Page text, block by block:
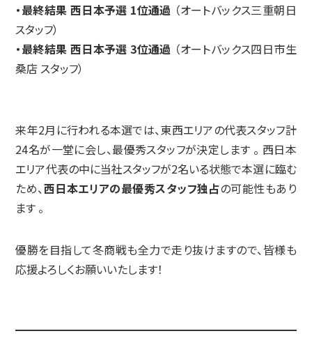
・最終結果 西日本予選 1位通過 （オートバックス三重朝日
スタッフ）
・最終結果 西日本予選 3位通過 （オートバックス四日市生
桑店 スタッフ）
来年2月に行われる本選では、東西エリアの代表スタッフ計
24名が一堂に会し、最優秀スタッフが決定します 。 西日本
エリア代表の中に当社スタッフが2名いる状態で本選に臨む
ため、西日本エリアの最優秀スタッフ独占の可能性もあり
ます 。
優勝を目指して冬商戦も全力で走り抜けますので、皆様も
応援よろしくお願いいたします！